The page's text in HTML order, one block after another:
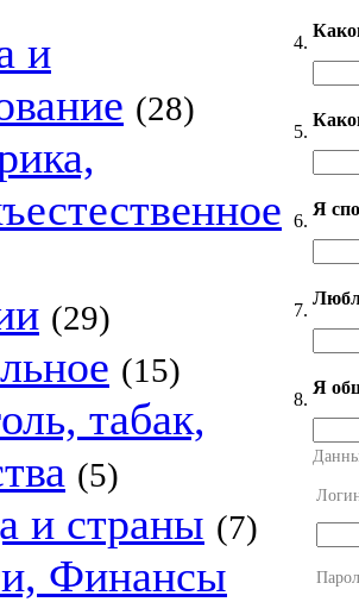
и
(28)
(29)
(15)
табак,
(5)
и страны (7)
Финансы
4.
5.
6.
Я
7.
8.
Я